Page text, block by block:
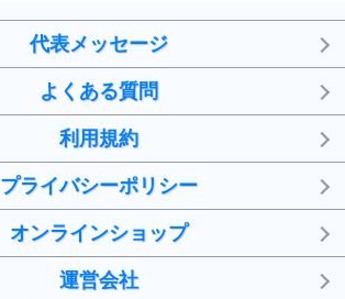
代表メッセージ
よくある質問
利用規約
プライバシーポリシー
オンラインショップ
運営会社